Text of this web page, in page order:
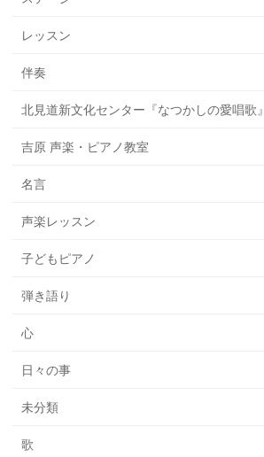
レッスン
伴奏
北見道新文化センター『なつかしの愛唱歌』
吉原 声楽・ピアノ教室
名言
声楽レッスン
子どもピアノ
弾き語り
心
日々の事
未分類
歌